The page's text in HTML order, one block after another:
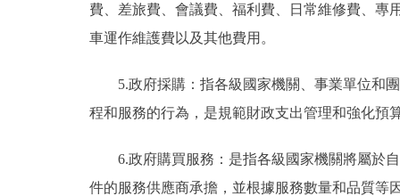
費、差旅費、會議費、福利費、日常維修費、專
車運作維護費以及其他費用。
5.政府採購：指各級國家機關、事業單位和
程和服務的行為，是規範財政支出管理和強化預
6.政府購買服務：是指各級國家機關將屬於
件的服務供應商承擔，並根據服務數量和品質等